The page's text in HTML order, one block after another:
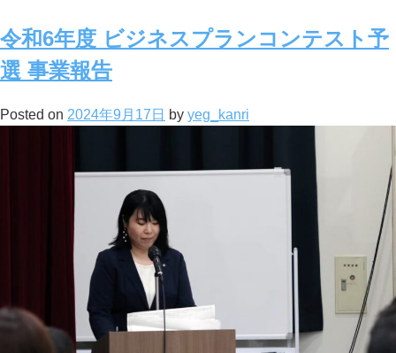
令和6年度 ビジネスプランコンテスト予
選 事業報告
Posted on 2024年9月17日 by yeg_kanri